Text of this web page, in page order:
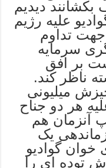
بکشانند دیدیم
علیه رژیم
تداوم
سرمایه
بر افق
ناظر کند.
میلیونی
هر دو جناح
آنزمان هم
یک
خوان گوادیو
توده ای را